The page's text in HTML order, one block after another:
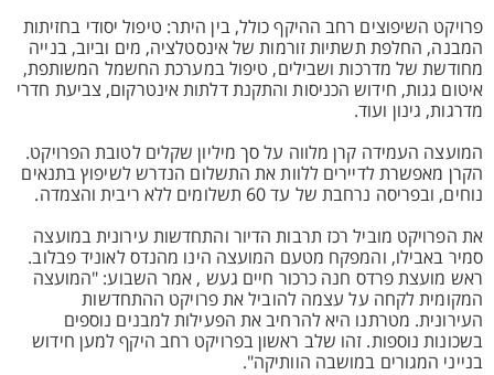
פרויקט השיפוצים רחב ההיקף כולל, בין היתר: טיפול יסודי בחזיתות
המבנה, החלפת תשתיות זורמות של אינסטלציה, מים וביוב, בנייה
מחודשת של מדרכות ושבילים, טיפול במערכת החשמל המשותפת,
איטום גגות, חידוש הכניסות והתקנת דלתות אינטרקום, צביעת חדרי
מדרגות, גינון ועוד.
המועצה העמידה קרן מלווה על סך מיליון שקלים לטובת הפרויקט.
הקרן מאפשרת לדיירים ללוות את התשלום הנדרש לשיפוץ בתנאים
נוחים, ובפריסה נרחבת של עד 60 תשלומים ללא ריבית והצמדה.
את הפרויקט מוביל רכז תרבות הדיור והתחדשות עירונית במועצה
סמיר באבילו, והמפקח מטעם המועצה הינו מהנדס לאוניד פבלוב.
ראש מועצת פרדס חנה כרכור חיים געש , אמר השבוע: "המועצה
המקומית לקחה על עצמה להוביל את פרויקט ההתחדשות
העירונית. מטרתנו היא להרחיב את הפעילות למבנים נוספים
בשכונות נוספות. זהו שלב ראשון בפרויקט רחב היקף למען חידוש
בנייני המגורים במושבה הוותיקה".